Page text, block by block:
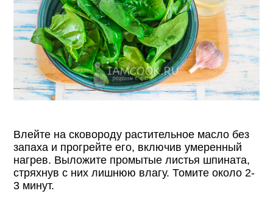
Влейте на сковороду растительное масло без
запаха и прогрейте его, включив умеренный
нагрев. Выложите промытые листья шпината,
стряхнув с них лишнюю влагу. Томите около 2-
3 минут.